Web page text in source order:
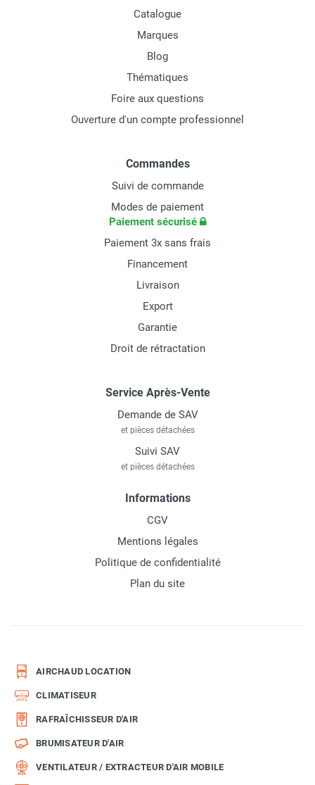
Catalogue
Marques
Blog
Thématiques
Foire aux questions
Ouverture d'un compte professionnel
Commandes
Suivi de commande
Modes de paiement
Paiement sécurisé
Paiement 3x sans frais
Financement
Livraison
Export
Garantie
Droit de rétractation
Service Après-Vente
Demande de SAV
et pièces détachées
Suivi SAV
et pièces détachées
Informations
CGV
Mentions légales
Politique de confidentialité
Plan du site
AIRCHAUD LOCATION
CLIMATISEUR
RAFRAÎCHISSEUR D'AIR
BRUMISATEUR D'AIR
VENTILATEUR / EXTRACTEUR D'AIR MOBILE